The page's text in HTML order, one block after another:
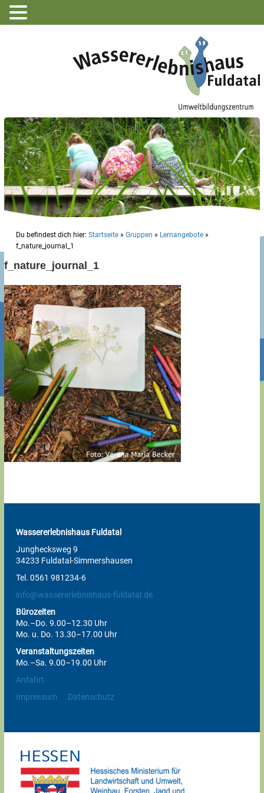
Du befindest dich hier: Startseite » Gruppen » Lernangebote »
f_nature_journal_1
f_nature_journal_1
Wassererlebnishaus Fuldatal
Junghecksweg 9
34233 Fuldatal-Simmershausen
Tel. 0561 981234-6
info@wassererlebnishaus-fuldatal.de
Bürozeiten
Mo.–Do. 9.00–12.30 Uhr
Mo. u. Do. 13.30–17.00 Uhr
Veranstaltungszeiten
Mo.–Sa. 9.00–19.00 Uhr
Anfahrt
Impressum
Datenschutz